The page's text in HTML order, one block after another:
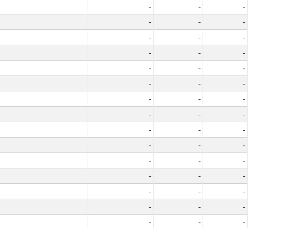
- -
-
- -
-
- -
-
- -
-
- -
-
- -
-
- -
-
- -
-
- -
-
- -
-
- -
-
- -
-
- -
-
- -
-
- -
-